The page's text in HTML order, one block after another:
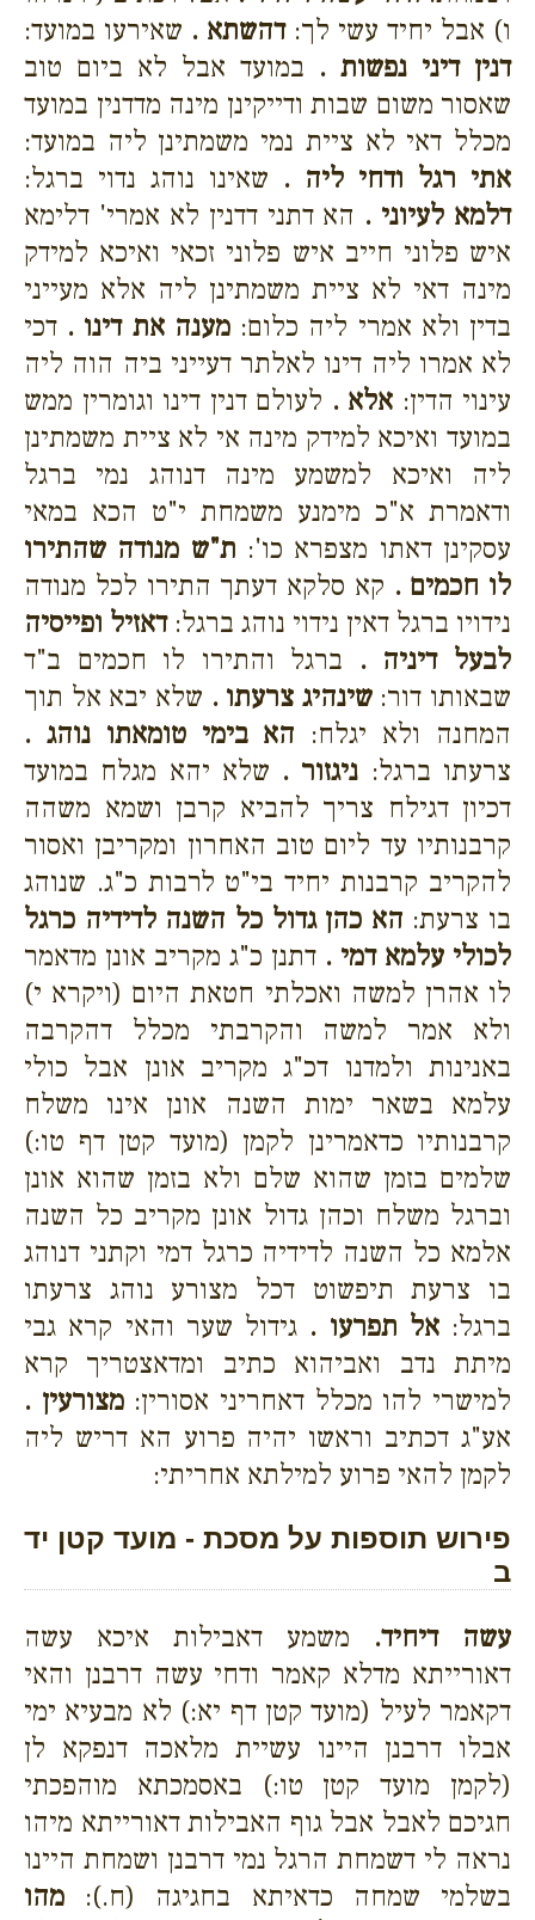
ו) אבל יחיד עשי לך:דהשתא . שאירעו במועד:
דנין דיני נפשות . במועד אבל לא ביום טוב
שאסור משום שבות ודייקינן מינה מדדנין במועד
מכלל דאי לא ציית נמי משמתינן ליה במועד:
אתי רגל ודחי ליה . שאינו נוהג נדוי ברגל:
דלמא לעיוני . הא דתני דדנין לא אמרי' דלימא
איש פלוני חייב איש פלוני זכאי ואיכא למידק
מינה דאי לא ציית משמתינן ליה אלא מעייני
בדין ולא אמרי ליה כלום:מענה את דינו . דכי
לא אמרו ליה דינו לאלתר דעייני ביה הוה ליה
עינוי הדין: אלא . לעולם דנין דינו וגומרין ממש
במועד ואיכא למידק מינה אי לא ציית משמתינן
ליה ואיכא למשמע מינה דנוהג נמי ברגל
ודאמרת א"כ מימנע משמחת י"ט הכא במאי
עסקינן דאתו מצפרא כו': ת"ש מנודה שהתירו
לו חכמים . קא סלקא דעתך התירו לכל מנודה
נידויו ברגל דאין נידוי נוהג ברגל:דאזיל ופייסיה
לבעל דיניה . ברגל והתירו לו חכמים ב"ד
שבאותו דור:שינהיג צרעתו . שלא יבא אל תוך
המחנה ולא יגלח: הא בימי טומאתו נוהג .
צרעתו ברגל: ניגזור . שלא יהא מגלח במועד
דכיון דגילח צריך להביא קרבן ושמא משהה
קרבנותיו עד ליום טוב האחרון ומקריבן ואסור
להקריב קרבנות יחיד בי"ט לרבות כ"ג. שנוהג
בו צרעת: הא כהן גדול כל השנה לדידיה כרגל
לכולי עלמא דמי . דתנן כ"ג מקריב אונן מדאמר
לו אהרן למשה ואכלתי חטאת היום (ויקרא י)
ולא אמר למשה והקרבתי מכלל דהקרבה
באנינות ולמדנו דכ"ג מקריב אונן אבל כולי
עלמא בשאר ימות השנה אונן אינו משלח
קרבנותיו כדאמרינן לקמן (מועד קטן דף טו:)
שלמים בזמן שהוא שלם ולא בזמן שהוא אונן
וברגל משלח וכהן גדול אונן מקריב כל השנה
אלמא כל השנה לדידיה כרגל דמי וקתני דנוהג
בו צרעת תיפשוט דכל מצורע נוהג צרעתו
ברגל:אל תפרעו . גידול שער והאי קרא גבי
מיתת נדב ואביהוא כתיב ומדאצטריך קרא
למישרי להו מכלל דאחריני אסורין:מצורעין .
אע"ג דכתיב וראשו יהיה פרוע הא דריש ליה
לקמן להאי פרוע למילתא אחריתי:
פירוש תוספות על מסכת - מועד קטן יד
ב
עשה דיחיד. משמע דאבילות איכא עשה
דאורייתא מדלא קאמר ודחי עשה דרבנן והאי
דקאמר לעיל (מועד קטן דף יא:) לא מבעיא ימי
אבלו דרבנן היינו עשיית מלאכה דנפקא לן
(לקמן מועד קטן טו:) באסמכתא מוהפכתי
חגיכם לאבל אבל גוף האבילות דאורייתא מיהו
נראה לי דשמחת הרגל נמי דרבנן ושמחת היינו
בשלמי שמחה כדאיתא בחגיגה (ח.): מהו